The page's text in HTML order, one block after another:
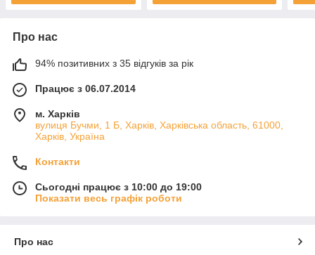
Про нас
94% позитивних з 35 відгуків за рік
Працює з 06.07.2014
м. Харків
вулиця Бучми, 1 Б, Харків, Харківська область, 61000,
Харків, Україна
Контакти
Сьогодні працює з 10:00 до 19:00
Показати весь графік роботи
Про нас